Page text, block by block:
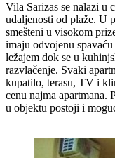
Vila Sarizas se nalazi u
udaljenosti od plaže. U
smešteni u visokom
imaju odvojenu
ležajem dok se u
razvlačenje. Svaki
kupatilo, terasu, TV i
cenu najma apartmana.
u objektu postoji i